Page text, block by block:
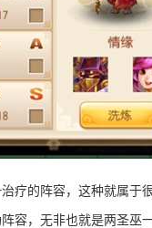
疗的阵容，这种就属
容，无非也就是两圣巫